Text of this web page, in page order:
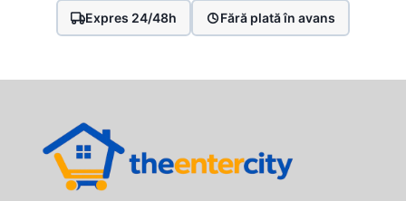
Expres 24/48h Fără plată în avans